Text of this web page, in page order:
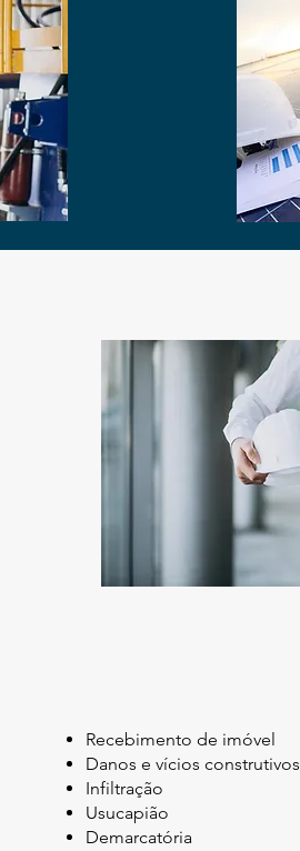
Recebimento de imóvel
Danos e vícios construtivos
Infiltração
Usucapião
Demarcatória